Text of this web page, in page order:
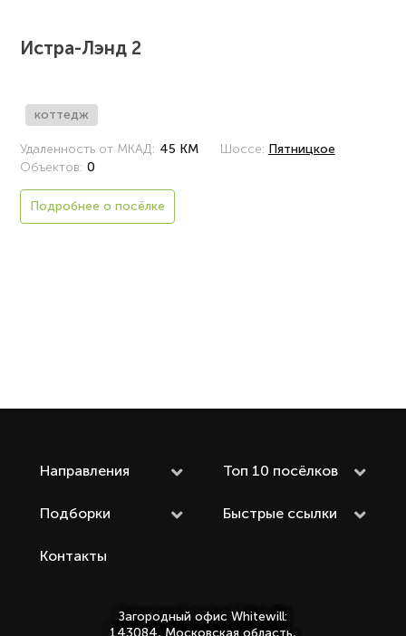
Истра-Лэнд 2
коттедж
Удаленность от МКАД: 45 КМ Шоссе: Пятницкое
Объектов: 0
Подробнее о посёлке
Направления Топ 10 посёлков
Подборки Быстрые ссылки
Контакты
Загородный офис Whitewill:
143084, Московская область,